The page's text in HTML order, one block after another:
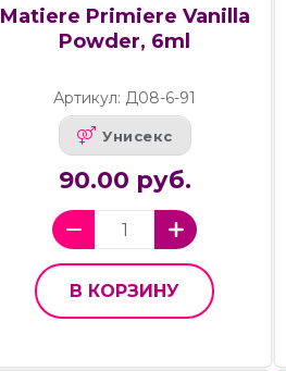
Matiere Primiere Vanilla
Powder, 6ml
Артикул: Д08-6-91
Унисекс
90.00 руб.
В КОРЗИНУ